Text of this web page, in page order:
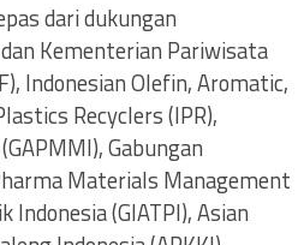
dari dukungan
Kementerian Pariwisata
Indonesian Olefin, Aromatic,
Recyclers (IPR),
Gabungan
Materials Management
Indonesia (GIATPI), Asian